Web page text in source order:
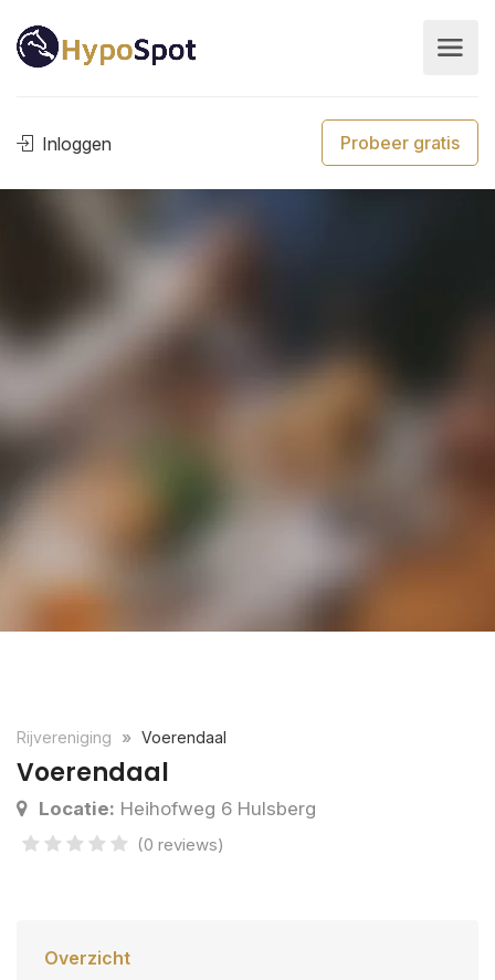
Inloggen Probeer gratis
Rijvereniging Voerendaal
Voerendaal
Locatie: Heihofweg 6 Hulsberg
(0 reviews)
Overzicht